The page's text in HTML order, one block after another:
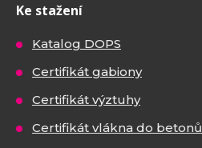
Ke stažení
Katalog DOPS
Certifikát gabiony
Certifikát výztuhy
Certifikát vlákna do betonů